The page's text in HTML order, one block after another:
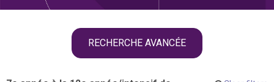
RECHERCHE AVANCÉE